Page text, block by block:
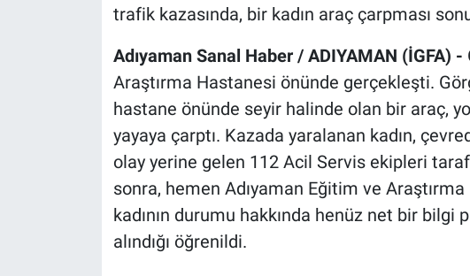
trafik kazasında, bir kadın araç çarpması
Adıyaman Sanal Haber / ADIYAMAN (İGFA) -
Araştırma Hastanesi önünde gerçekleşti.
hastane önünde seyir halinde olan bir araç,
yayaya çarptı. Kazada yaralanan kadın,
olay yerine gelen 112 Acil Servis ekipleri
sonra, hemen Adıyaman Eğitim ve Araştırma
kadının durumu hakkında henüz net bir bilgi
alındığı öğrenildi.